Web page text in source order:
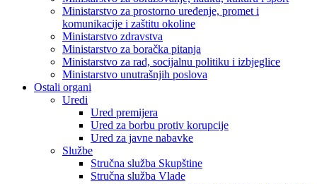
Ministarstvo za prostorno uređenje, promet i
komunikacije i zaštitu okoline
Ministarstvo zdravstva
Ministarstvo za boračka pitanja
Ministarstvo za rad, socijalnu politiku i izbjeglice
Ministarstvo unutrašnjih poslova
Ostali organi
Uredi
Ured premijera
Ured za borbu protiv korupcije
Ured za javne nabavke
Službe
Stručna služba Skupštine
Stručna služba Vlade